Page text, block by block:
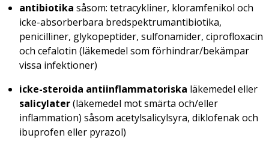
antibiotika såsom: tetracykliner, kloramfenikol och
icke-absorberbara bredspektrumantibiotika,
penicilliner, glykopeptider, sulfonamider, ciprofloxacin
och cefalotin (läkemedel som förhindrar/bekämpar
vissa infektioner)
icke-steroida antiinflammatoriska läkemedel eller
salicylater(läkemedel mot smärta och/eller
inflammation) såsom acetylsalicylsyra, diklofenak och
ibuprofen eller pyrazol)